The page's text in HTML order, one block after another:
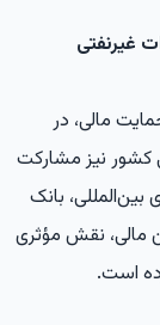
غیرنفتی
مالی، در
کشور نیز مشارکت
بانک
مالی، نقش مؤثری
است.